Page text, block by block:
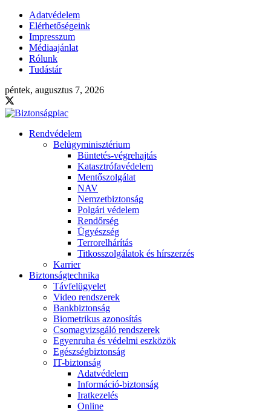
Adatvédelem
Elérhetőségeink
Impresszum
Médiaajánlat
Rólunk
Tudástár
péntek, augusztus 7, 2026
Rendvédelem
Belügyminisztérium
Büntetés-végrehajtás
Katasztrófavédelem
Mentőszolgálat
NAV
Nemzetbiztonság
Polgári védelem
Rendőrség
Ügyészség
Terrorelhárítás
Titkosszolgálatok és hírszerzés
Karrier
Biztonságtechnika
Távfelügyelet
Video rendszerek
Bankbiztonság
Biometrikus azonosítás
Csomagvizsgáló rendszerek
Egyenruha és védelmi eszközök
Egészségbiztonság
IT-biztonság
Adatvédelem
Információ-biztonság
Iratkezelés
Online